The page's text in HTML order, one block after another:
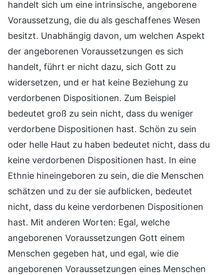
handelt sich um eine intrinsische, angeborene
Voraussetzung, die du als geschaffenes Wesen
besitzt. Unabhängig davon, um welchen Aspekt
der angeborenen Voraussetzungen es sich
handelt, führt er nicht dazu, sich Gott zu
widersetzen, und er hat keine Beziehung zu
verdorbenen Dispositionen. Zum Beispiel
bedeutet groß zu sein nicht, dass du weniger
verdorbene Dispositionen hast. Schön zu sein
oder helle Haut zu haben bedeutet nicht, dass du
keine verdorbenen Dispositionen hast. In eine
Ethnie hineingeboren zu sein, die die Menschen
schätzen und zu der sie aufblicken, bedeutet
nicht, dass du keine verdorbenen Dispositionen
hast. Mit anderen Worten: Egal, welche
angeborenen Voraussetzungen Gott einem
Menschen gegeben hat, und egal, wie die
angeborenen Voraussetzungen eines Menschen